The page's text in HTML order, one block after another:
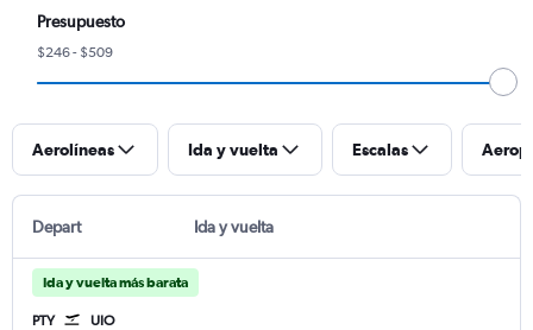
Presupuesto
$246 - $509
Aerolíneas Ida y vuelta Escalas
Depart Ida y vuelta
Ida y vuelta más barata
PTY UIO